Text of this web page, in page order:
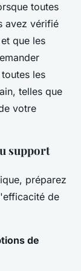
toutes
avez vérifié
que les
les
telles que
votre
support
préparez
de
de